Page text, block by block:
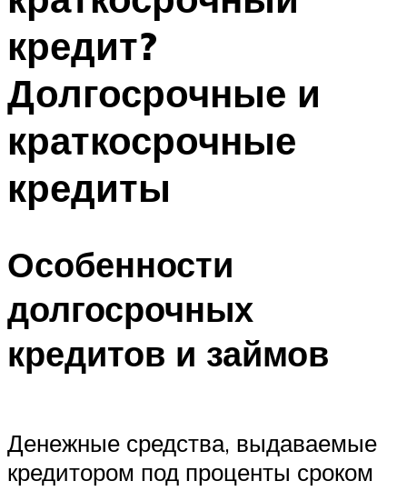
кредит?
Долгосрочные и
краткосрочные
кредиты
Особенности
долгосрочных
кредитов и займов
Денежные средства, выдаваемые
кредитором под проценты сроком